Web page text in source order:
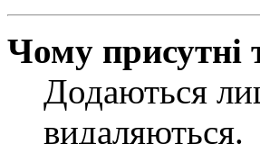
Чому присутні
Додаються
видаляються.